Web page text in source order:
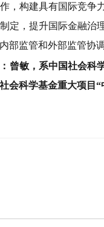
，构建具有国际竞争
定，提升国际金融治
部监管和外部监管协
敏，系中国社会科学
会科学基金重大项目